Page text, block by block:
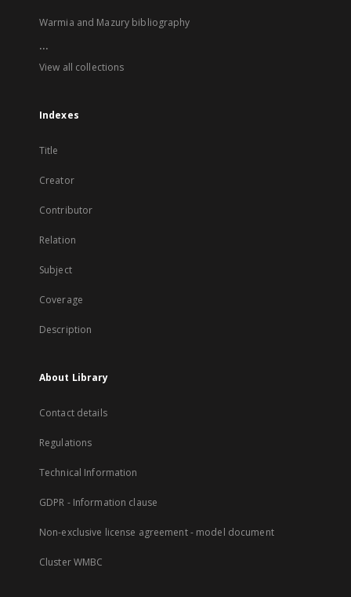
Warmia and Mazury bibliography
...
View all collections
Indexes
Title
Creator
Contributor
Relation
Subject
Coverage
Description
About Library
Contact details
Regulations
Technical Information
GDPR - Information clause
Non-exclusive license agreement - model document
Cluster WMBC